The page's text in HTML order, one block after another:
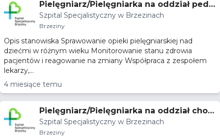
Pielęgniarz/Pielęgniarka na oddział pedia
tryczny
Szpital Specjalistyczny w Brzezinach
Brzeziny
Opis stanowiska Sprawowanie opieki pielęgniarskiej nad
dziećmi w różnym wieku Monitorowanie stanu zdrowia
pacjentów i reagowanie na zmiany Współpraca z zespołem
lekarzy,...
4 miesiące temu
Pielęgniarz/Pielęgniarka na oddział chor
ób wewnętrznych
Szpital Specjalistyczny w Brzezinach
Brzeziny